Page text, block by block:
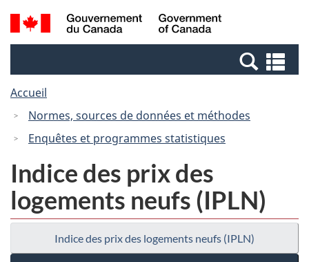
Passer
au
Passer
à
Canada
Recherche
et
et
Accueil
Normes, sources de données et méthodes
Enquêtes et programmes statistiques
Indice des prix des
logements neufs (IPLN)
Indice des prix des logements neufs (IPLN)